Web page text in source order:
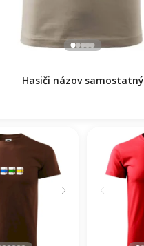
Hasiči názov samostatný